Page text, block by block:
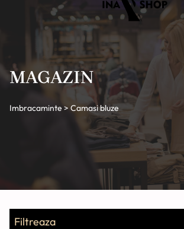
MAGAZIN
Imbracaminte > Camasi bluze
Filtreaza